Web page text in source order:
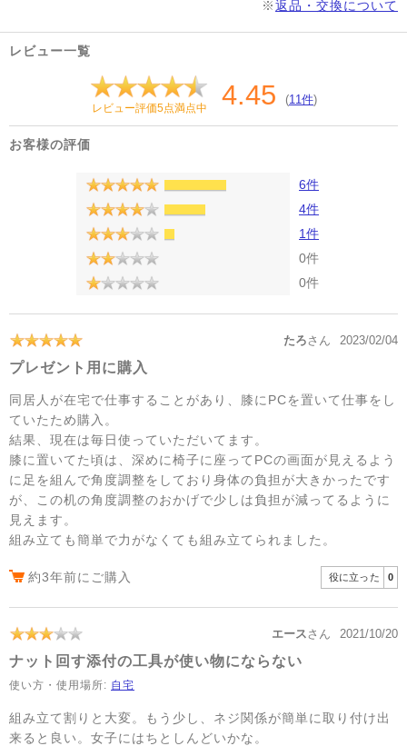
※返品・交換について
レビュー一覧
レビュー評価5点満点中 4.45 (11件)
お客様の評価
6件
4件
1件
0件
0件
たろさん 2023/02/04
プレゼント用に購入
同居人が在宅で仕事することがあり、膝にPCを置いて仕事をし
ていたため購入。
結果、現在は毎日使っていただいてます。
膝に置いてた頃は、深めに椅子に座ってPCの画面が見えるよう
に足を組んで角度調整をしており身体の負担が大きかったです
が、この机の角度調整のおかげで少しは負担が減ってるように
見えます。
組み立ても簡単で力がなくても組み立てられました。
約3年前にご購入 役に立った 0
エースさん 2021/10/20
ナット回す添付の工具が使い物にならない
使い方・使用場所: 自宅
組み立て割りと大変。もう少し、ネジ関係が簡単に取り付け出
来ると良い。女子にはちとしんどいかな。